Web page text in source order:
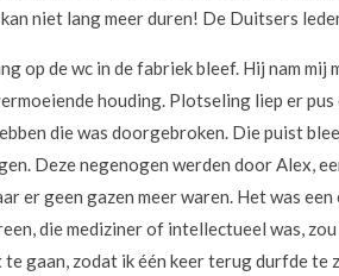
niet lang meer duren! De Duitsers
op de wc in de fabriek bleef. Hij nam
houding. Plotseling liep er
die was doorgebroken. Die puist
Deze negenogen werden door Alex,
er geen gazen meer waren. Het was
die mediziner of intellectueel was,
gaan, zodat ik één keer terug durfde te